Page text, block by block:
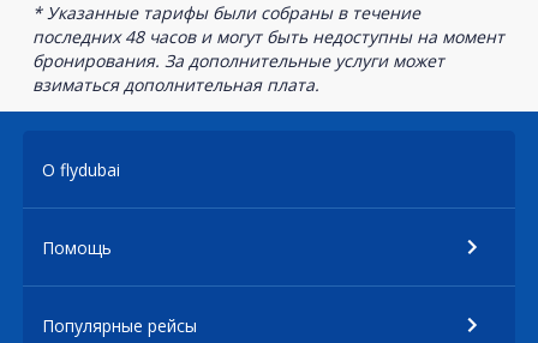
* Указанные тарифы были собраны в течение
последних 48 часов и могут быть недоступны на момент
бронирования. За дополнительные услуги может
взиматься дополнительная плата.
О flydubai
Помощь
Популярные рейсы